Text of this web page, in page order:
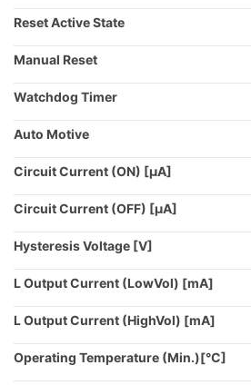
Reset Active State
Manual Reset
Watchdog Timer
Auto Motive
Circuit Current (ON) [µA]
Circuit Current (OFF) [µA]
Hysteresis Voltage [V]
L Output Current (LowVol) [mA]
L Output Current (HighVol) [mA]
Operating Temperature (Min.)[°C]